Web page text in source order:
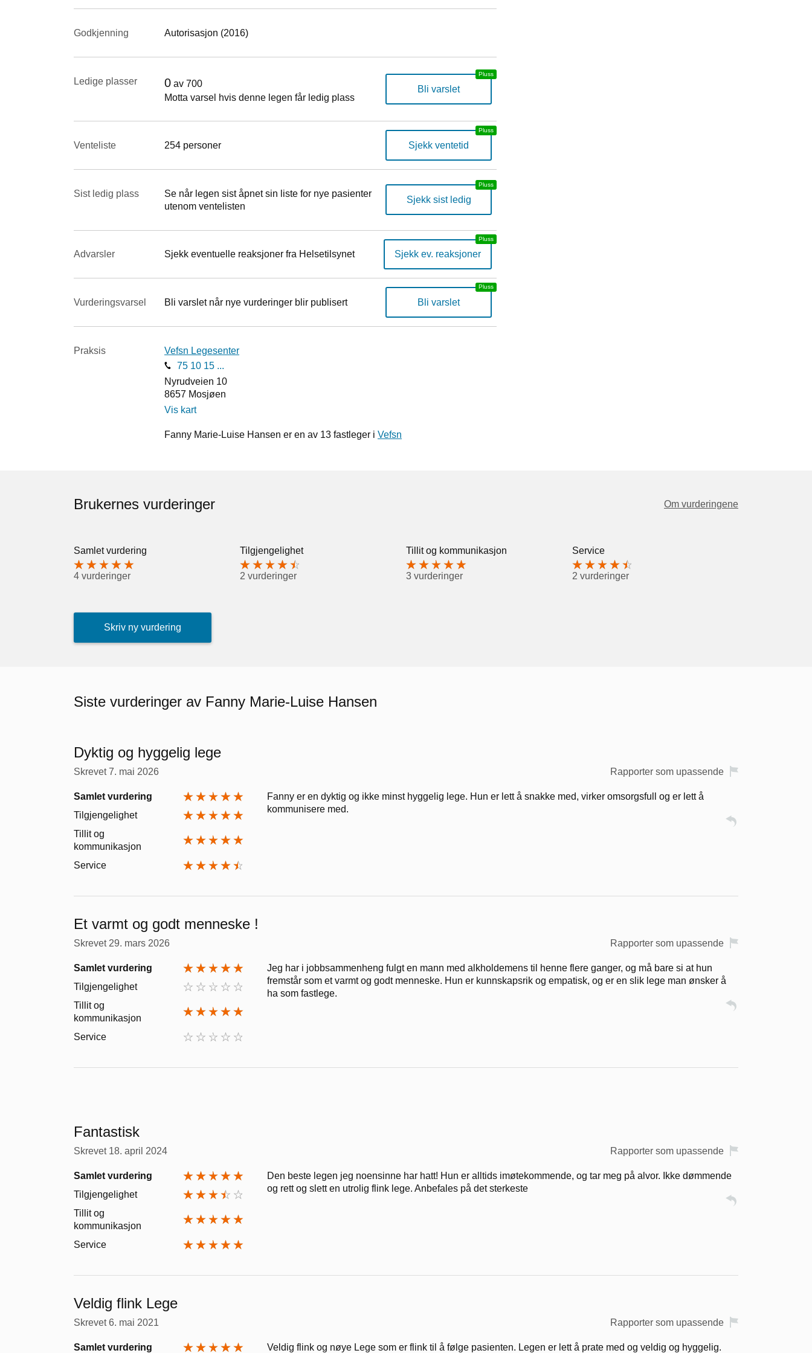
Godkjenning Autorisasjon (2016)
Ledige plasser 0 av 700
Motta varsel hvis denne legen får ledig plass
Bli varslet
Venteliste 254 personer Sjekk ventetid
Sist ledig plass
Se når legen sist åpnet sin liste for nye pasienter
utenom ventelisten
Sjekk sist ledig
Advarsler Sjekk eventuelle reaksjoner fra Helsetilsynet Sjekk ev. reaksjoner
Vurderings­varsel Bli varslet når nye vurderinger blir publisert Bli varslet
Praksis
Vefsn Legesenter
75 10 15 ...
Nyrudveien 10
8657 Mosjøen
Vis kart
Fanny Marie-Luise Hansen er en av 13 fastleger i Vefsn
Brukernes vurderinger Om vurderingene
Samlet vurdering
4 vurderinger
Tilgjengelighet
2 vurderinger
Tillit og kommunikasjon
3 vurderinger
Service
2 vurderinger
Skriv ny vurdering
Siste vurderinger av Fanny Marie-Luise Hansen
Dyktig og hyggelig lege
Skrevet7. mai 2026 Rapporter som upassende
Samlet vurdering
Tilgjengelighet
Tillit og
kommunikasjon
Service
Fanny er en dyktig og ikke minst hyggelig lege. Hun er lett å snakke med, virker omsorgsfull og er lett å
kommunisere med.
Et varmt og godt menneske !
Skrevet 29. mars 2026 Rapporter som upassende
Samlet vurdering
Tilgjengelighet
Tillit og
kommunikasjon
Service
Jeg har i jobbsammenheng fulgt en mann med alkholdemens til henne flere ganger, og må bare si at hun
fremstår som et varmt og godt menneske. Hun er kunnskapsrik og empatisk, og er en slik lege man ønsker å
ha som fastlege.
Fantastisk
Skrevet 18. april 2024 Rapporter som upassende
Samlet vurdering
Tilgjengelighet
Tillit og
kommunikasjon
Service
Den beste legen jeg noensinne har hatt! Hun er alltids imøtekommende, og tar meg på alvor. Ikke dømmende
og rett og slett en utrolig flink lege. Anbefales på det sterkeste
Veldig flink Lege
Skrevet6. mai 2021 Rapporter som upassende
Samlet vurdering
Veldig flink og nøye Lege som er flink til å følge pasienten. Legen er lett å prate med og veldig og hyggelig.